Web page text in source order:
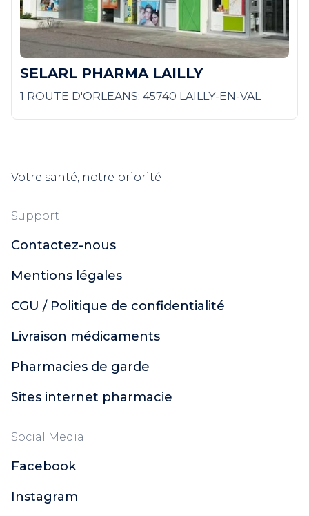
SELARL PHARMA LAILLY
1 ROUTE D'ORLEANS; 45740 LAILLY-EN-VAL
Votre santé, notre priorité
Support
Contactez-nous
Mentions légales
CGU / Politique de confidentialité
Livraison médicaments
Pharmacies de garde
Sites internet pharmacie
Social Media
Facebook
Instagram